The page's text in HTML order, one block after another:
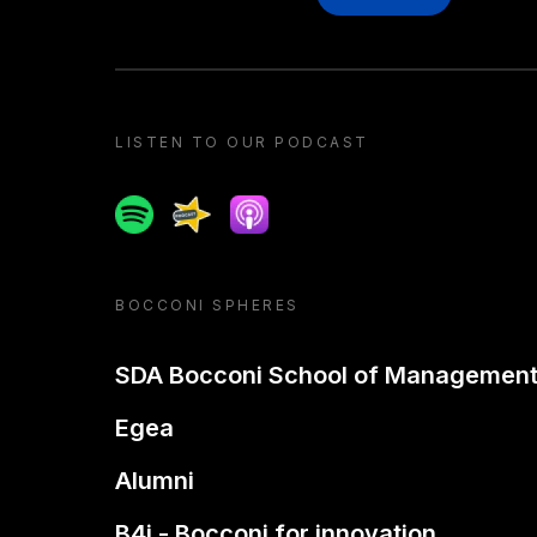
LISTEN TO OUR PODCAST
SpotifySpreakerApple podcast
BOCCONI SPHERES
SDA Bocconi School of Management
Egea
Alumni